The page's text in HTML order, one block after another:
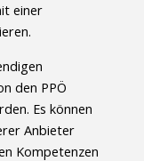
einer
den PPÖ
Es können
Anbieter
Kompetenzen